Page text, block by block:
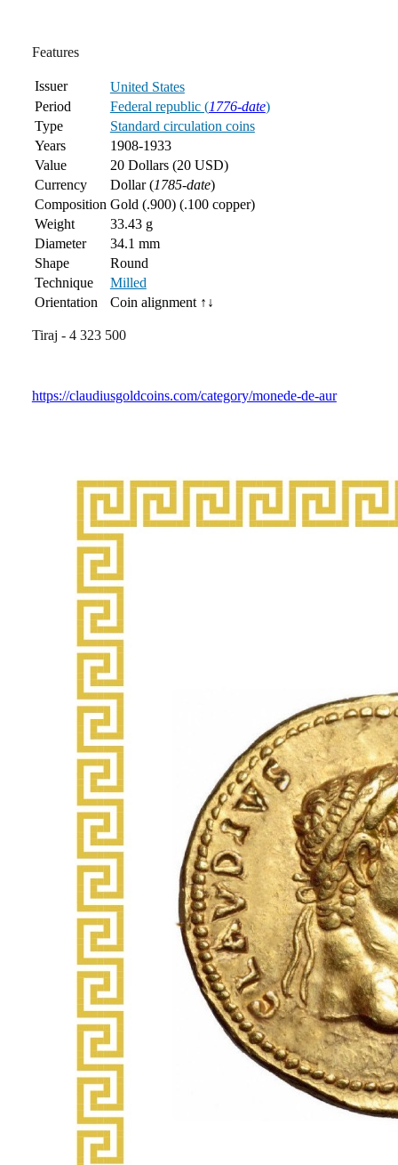
Features
Issuer
United States
Period
Federal republic (1776-date)
Type
Standard circulation coins
Years
1908-1933
Value
20 Dollars (20 USD)
Currency
Dollar (1785-date)
Composition Gold (.900) (.100 copper)
Weight
33.43 g
Diameter
34.1 mm
Shape
Round
Technique
Milled
Orientation
Coin alignment ↑↓
Tiraj - 4 323 500
https://claudiusgoldcoins.com/category/monede-de-aur